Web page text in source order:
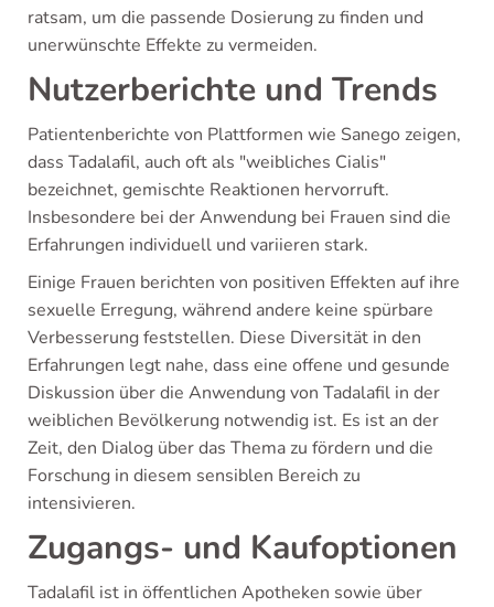
ratsam, um die passende Dosierung zu finden und
unerwünschte Effekte zu vermeiden.
Nutzerberichte und Trends
Patientenberichte von Plattformen wie Sanego zeigen,
dass Tadalafil, auch oft als "weibliches Cialis"
bezeichnet, gemischte Reaktionen hervorruft.
Insbesondere bei der Anwendung bei Frauen sind die
Erfahrungen individuell und variieren stark.
Einige Frauen berichten von positiven Effekten auf ihre
sexuelle Erregung, während andere keine spürbare
Verbesserung feststellen. Diese Diversität in den
Erfahrungen legt nahe, dass eine offene und gesunde
Diskussion über die Anwendung von Tadalafil in der
weiblichen Bevölkerung notwendig ist. Es ist an der
Zeit, den Dialog über das Thema zu fördern und die
Forschung in diesem sensiblen Bereich zu
intensivieren.
Zugangs- und Kaufoptionen
Tadalafil ist in öffentlichen Apotheken sowie über